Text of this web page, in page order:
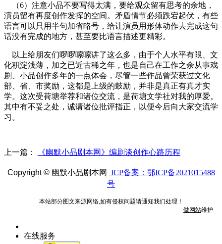
（6）注意小品不要写得太满，要给观众留有思考的余地，
演员留有再度创作发挥的空间。矛盾情节必须跌宕起伏，有些
语言可以只用半句加省略号，给让演员用形体动作去完成这句
话没有完成的地方，甚至要比语言描述更精彩。
以上给朋友们啰啰嗦嗦讲了这么多，由于个人水平有限、文
化积淀浅薄，加之已近古稀之年，也是自己在工作之余从事戏
剧、小品创作多年的一点体会，尽管一些作品曾荣获过文化
部、省、市奖励，这都是上级的鼓励，并非是真正有真才实
学。这次受荷塘举荐和诸位交流，是荷塘文学社对我的厚爱。
其中有不妥之处，诚请诸位批评指正，以便今后向大家交流学
习。
上一篇： 《幽默小品剧本网》编剧谈创作心路历程
Copyright © 幽默小品剧本网
ICP备案：鄂ICP备2021015488
号
本站部分图文来源网络,如有侵权问题请通知我们处理！
做网站维护
在线服务